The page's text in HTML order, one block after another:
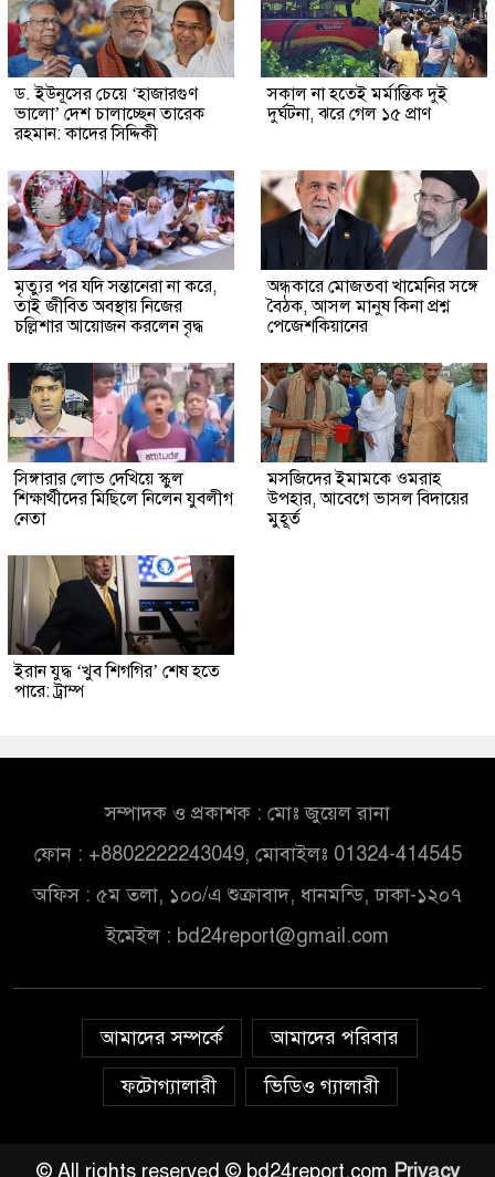
ড. ইউনূসের চেয়ে ‘হাজারগুণ
ভালো’ দেশ চালাচ্ছেন তারেক
রহমান: কাদের সিদ্দিকী
সকাল না হতেই মর্মান্তিক দুই
দুর্ঘটনা, ঝরে গেল ১৫ প্রাণ
মৃত্যুর পর যদি সন্তানেরা না করে,
তাই জীবিত অবস্থায় নিজের
চল্লিশার আয়োজন করলেন বৃদ্ধ
অন্ধকারে মোজতবা খামেনির সঙ্গে
বৈঠক, আসল মানুষ কিনা প্রশ্ন
পেজেশকিয়ানের
সিঙ্গারার লোভ দেখিয়ে স্কুল
শিক্ষার্থীদের মিছিলে নিলেন যুবলীগ
নেতা
মসজিদের ইমামকে ওমরাহ
উপহার, আবেগে ভাসল বিদায়ের
মুহূর্ত
ইরান যুদ্ধ ‘খুব শিগগির’ শেষ হতে
পারে: ট্রাম্প
সম্পাদক ও প্রকাশক : মোঃ জুয়েল রানা
ফোন : +8802222243049, মোবাইলঃ 01324-414545
অফিস : ৫ম তলা, ১০০/এ শুক্রাবাদ, ধানমন্ডি, ঢাকা-১২০৭
ইমেইল : bd24report@gmail.com
আমাদের সম্পর্কে
আমাদের পরিবার
ফটোগ্যালারী
ভিডিও গ্যালারী
© All rights reserved © bd24report.com Privacy